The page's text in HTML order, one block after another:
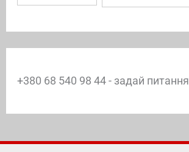
+380 68 540 98 44 - задай питання